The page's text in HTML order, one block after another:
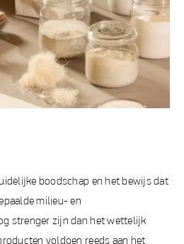
boodschap en het bewijs dat
milieu- en
strenger zijn dan het wettelijk
voldoen reeds aan het